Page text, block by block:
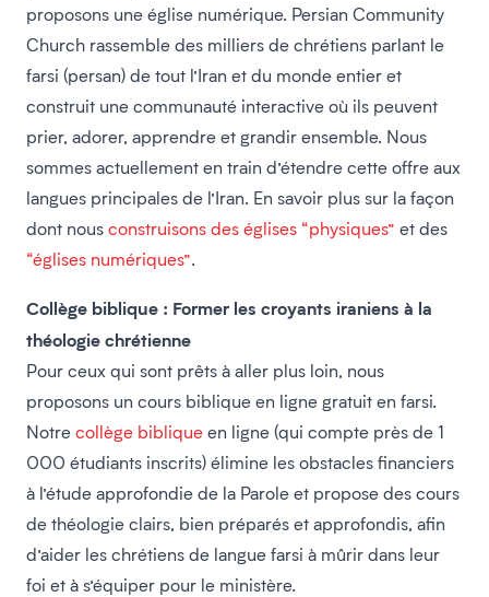
proposons une église numérique. Persian Community
Church rassemble des milliers de chrétiens parlant le
farsi (persan) de tout l’Iran et du monde entier et
construit une communauté interactive où ils peuvent
prier, adorer, apprendre et grandir ensemble. Nous
sommes actuellement en train d’étendre cette offre aux
langues principales de l’Iran. En savoir plus sur la façon
dont nousconstruisons des églises “physiques” et des
“églises numériques”.
Collège biblique : Former les croyants iraniens à la
théologie chrétienne
Pour ceux qui sont prêts à aller plus loin, nous
proposons un cours biblique en ligne gratuit en farsi.
Notrecollège bibliqueen ligne (qui compte près de 1
000 étudiants inscrits) élimine les obstacles financiers
à l’étude approfondie de la Parole et propose des cours
de théologie clairs, bien préparés et approfondis, afin
d’aider les chrétiens de langue farsi à mûrir dans leur
foi et à s’équiper pour le ministère.